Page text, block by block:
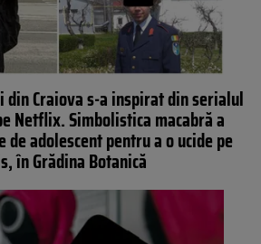
din Craiova s-a inspirat din serialul
Netflix. Simbolistica macabră a
adolescent pentru a o ucide pe
în Grădina Botanică